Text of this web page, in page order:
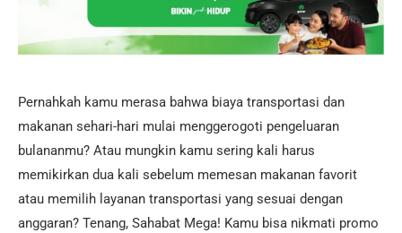
Pernahkah kamu merasa bahwa biaya transportasi dan
makanan sehari-hari mulai menggerogoti pengeluaran
bulananmu? Atau mungkin kamu sering kali harus
memikirkan dua kali sebelum memesan makanan favorit
atau memilih layanan transportasi yang sesuai dengan
anggaran? Tenang, Sahabat Mega! Kamu bisa nikmati promo